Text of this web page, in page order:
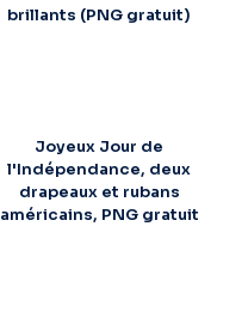
brillants (PNG gratuit)
Joyeux Jour de
l'Indépendance, deux
drapeaux et rubans
américains, PNG gratuit